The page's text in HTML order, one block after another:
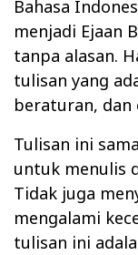
Bahasa
menjadi Ejaan
tanpa alasan.
tulisan yang
beraturan, dan
Tulisan ini
untuk menulis
Tidak juga
mengalami
tulisan ini